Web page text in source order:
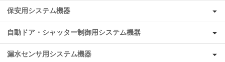
保安用システム機器
自動ドア・シャッター制御用システム機器
漏水センサ用システム機器